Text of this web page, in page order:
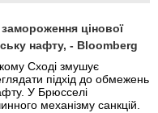
цінової
нафту, - Bloomberg
Сході змушує
підхід до обмежень
У Брюсселі
механізму санкцій.